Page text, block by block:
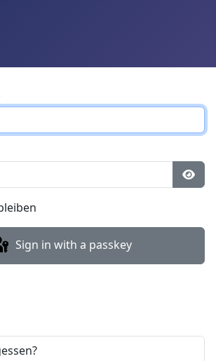
Sign in with a passkey